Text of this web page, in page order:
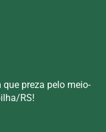
preza pelo meio-
RS!